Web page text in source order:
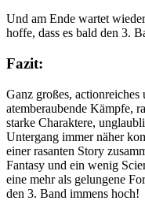
Und am Ende wartet
hoffe, dass es bald den 3.
Fazit:
Ganz großes,
atemberaubende Kämpfe,
starke Charaktere,
Untergang immer näher
einer rasanten Story
Fantasy und ein wenig
eine mehr als gelungene
den 3. Band immens hoch!